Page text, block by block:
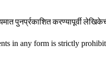
पुनर्प्रकाशित करण्यापूर्वी
in any form is strictly